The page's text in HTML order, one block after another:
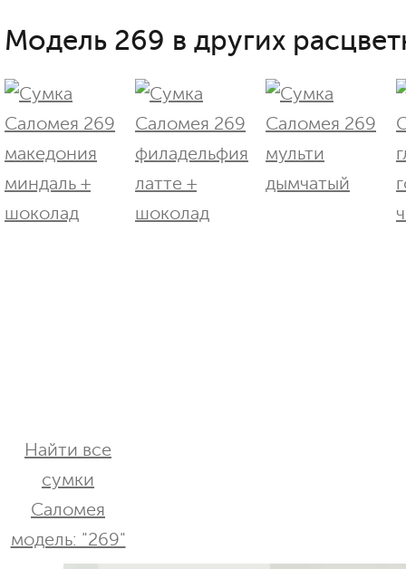
Модель 269 в других
Найти все
сумки
Саломея
модель: "269"